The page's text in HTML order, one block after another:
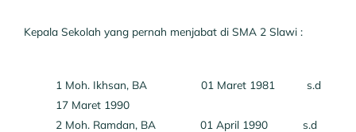
Kepala Sekolah yang pernah menjabat di SMA 2 Slawi :
1 Moh. Ikhsan, BA 01 Maret 1981 s.d
17 Maret 1990
2 Moh. Ramdan, BA 01 April 1990 s.d